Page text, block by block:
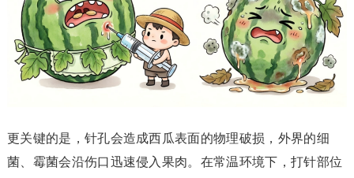
更关键的是，针孔会造成西瓜表面的物理破损，外界的细
菌、霉菌会沿伤口迅速侵入果肉。在常温环境下，打针部位